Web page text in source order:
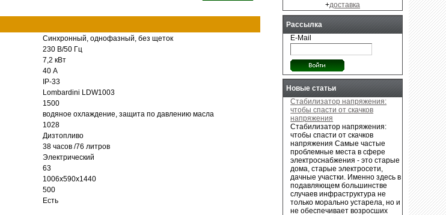
Синхронный, однофазный, без щеток
230 В/50 Гц
7,2 кВт
40 А
IP-33
Lombardini LDW1003
1500
водяное охлаждение, защита по давлению масла
1028
Дизтопливо
38 часов /76 литров
Электрический
63
1006х590х1440
500
Есть
+доставка
Рассылка
E-Mail
Новые статьи
Стабилизатор напряжения:
чтобы спасти от скачков
напряжения
Стабилизатор напряжения:
чтобы спасти от скачков
напряжения Самые частые
проблемные места в сфере
электроснабжения - это старые
дома, старые электросети,
дачные участки. Именно здесь в
подавляющем большинстве
случаев инфраструктура не
только морально устарела, но и
не обеспечивает возросших